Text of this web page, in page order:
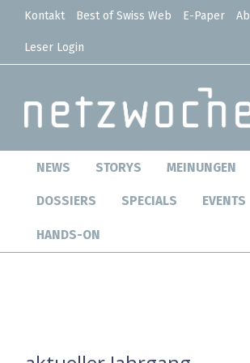
Kontakt Best of Swiss Web E-Paper
Leser Login
NEWS STORYS MEINUNGEN
DOSSIERS SPECIALS EVENTS
HANDS-ON